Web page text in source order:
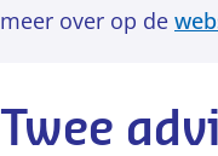
meer over op de
Twee